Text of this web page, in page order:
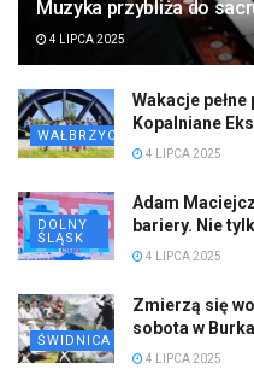
Muzyka przybliża do
4 LIPCA 2025
WAŁBRZYCH
Wakacje
Kopalniane
4 LIPCA 2025
DOLNY
ŚLĄSK
Adam
bariery. Nie
4 LIPCA 2025
ŚWIDNICA
Zmierzą się
sobota w
4 LIPCA 2025